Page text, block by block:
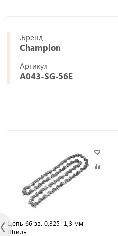
.Бренд
Champion
Артикул
A043-SG-56E
Цепь 66 зв. 0,325" 1,3 мм
Штиль